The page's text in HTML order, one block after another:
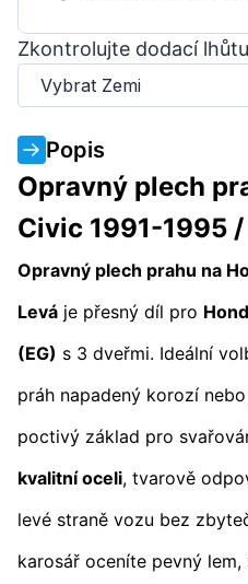
Zkontrolujte dodací lhůtu
Vybrat Zemi
Popis
Opravný plech
Civic 1991-1995
Opravný plech prahu na
Levá je přesný díl pro
(EG) s 3 dveřmi. Ideální
práh napadený korozí
poctivý základ pro
kvalitní oceli, tvarově
levé straně vozu bez
karosář oceníte pevný